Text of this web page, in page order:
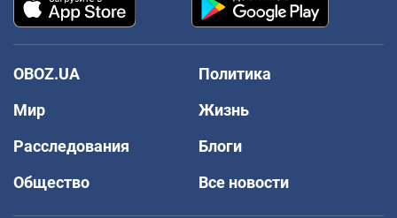
OBOZ.UA
Политика
Мир
Жизнь
Расследования
Блоги
Общество
Все новости